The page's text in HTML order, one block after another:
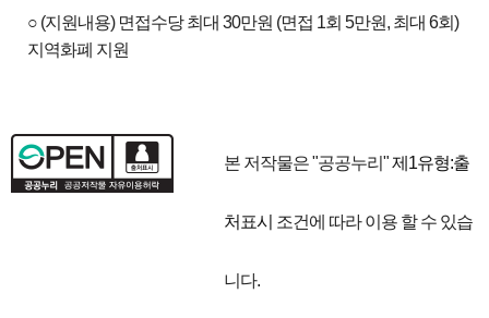
○ (지원내용) 면접수당 최대 30만원 (면접 1회 5만원, 최대 6회)
지역화폐 지원
본 저작물은 "공공누리"제1유형:출
처표시 조건에 따라 이용 할 수 있습
니다.